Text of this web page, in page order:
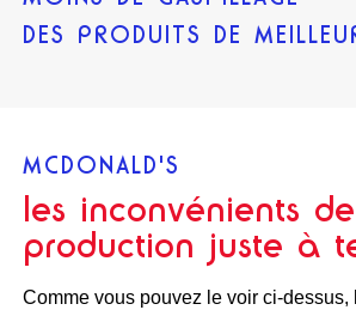
DES PRODUITS DE
MCDONALD'S
les inconvénients
production juste à
Comme vous pouvez le voir ci-dessus,